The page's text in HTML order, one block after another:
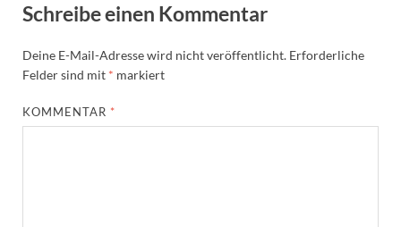
Schreibe einen Kommentar
Deine E-Mail-Adresse wird nicht veröffentlicht. Erforderliche
Felder sind mit * markiert
KOMMENTAR *